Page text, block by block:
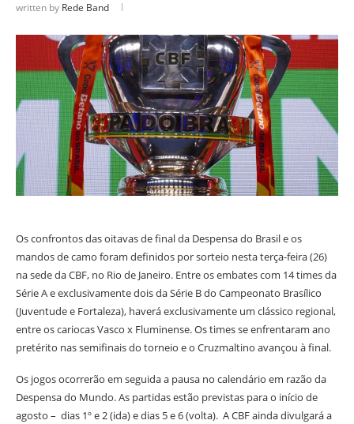
written by Rede Band
Os confrontos das oitavas de final da Despensa do Brasil e os
mandos de camo foram definidos por sorteio nesta terça-feira (26)
na sede da CBF, no Rio de Janeiro. Entre os embates com 14 times da
Série A e exclusivamente dois da Série B do Campeonato Brasílico
(Juventude e Fortaleza), haverá exclusivamente um clássico regional,
entre os cariocas Vasco x Fluminense. Os times se enfrentaram ano
pretérito nas semifinais do torneio e o Cruzmaltino avançou à final.
Os jogos ocorrerão em seguida a pausa no calendário em razão da
Despensa do Mundo. As partidas estão previstas para o início de
agosto – dias 1º e 2 (ida) e dias 5 e 6 (volta). A CBF ainda divulgará a